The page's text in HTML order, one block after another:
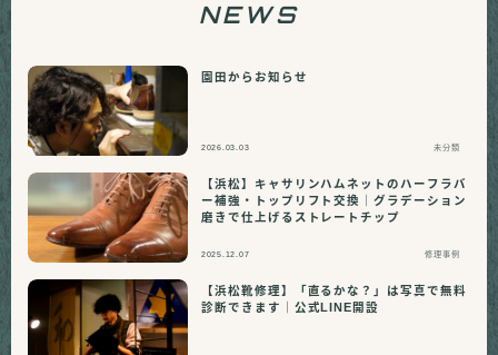
NEWS
園田からお知らせ
2026.03.03 未分類
【浜松】キャサリンハムネットのハーフラバ
ー補強・トップリフト交換｜グラデーション
磨きで仕上げるストレートチップ
2025.12.07 修理事例
【浜松靴修理】「直るかな？」は写真で無料
診断できます｜公式LINE開設